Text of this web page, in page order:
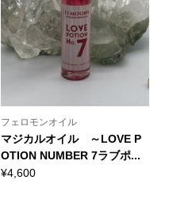
フェロモンオイル
マジカルオイル ～LOVE P
OTION NUMBER 7ラブポ...
¥4,600